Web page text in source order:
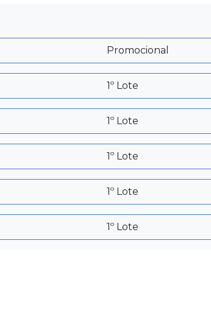
Promocional
1º Lote
1º Lote
1º Lote
1º Lote
1º Lote